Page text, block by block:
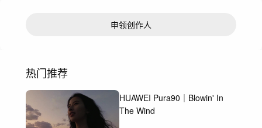
申领创作人
热门推荐
HUAWEI Pura90｜Blowin' In
The Wind